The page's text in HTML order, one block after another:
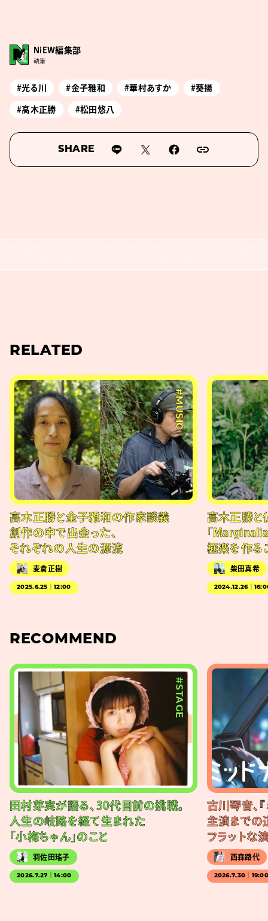
NiEW編集部
執筆
#光る川 #金子雅和 #華村あすか #葵揚
#高木正勝 #松⽥悠⼋
SHARE
RELATED
#MUSIC
高木正勝と金子雅和の作家談義
創作の中で出会った、
それぞれの人生の源流
麦倉正樹
2025.6.25｜12:00
高木正勝と
「
極楽を作る
柴田真希
2024.12.26｜
RECOMMEND
#STAGE
田村芽実が語る、30代目前の挑戦。
人生の岐路を経て生まれた
「小梅ちゃん」のこと
羽佐田瑤子
2026.7.27｜14:00
古川琴音、
主演までの
フラットな
西森路代
2026.7.30｜